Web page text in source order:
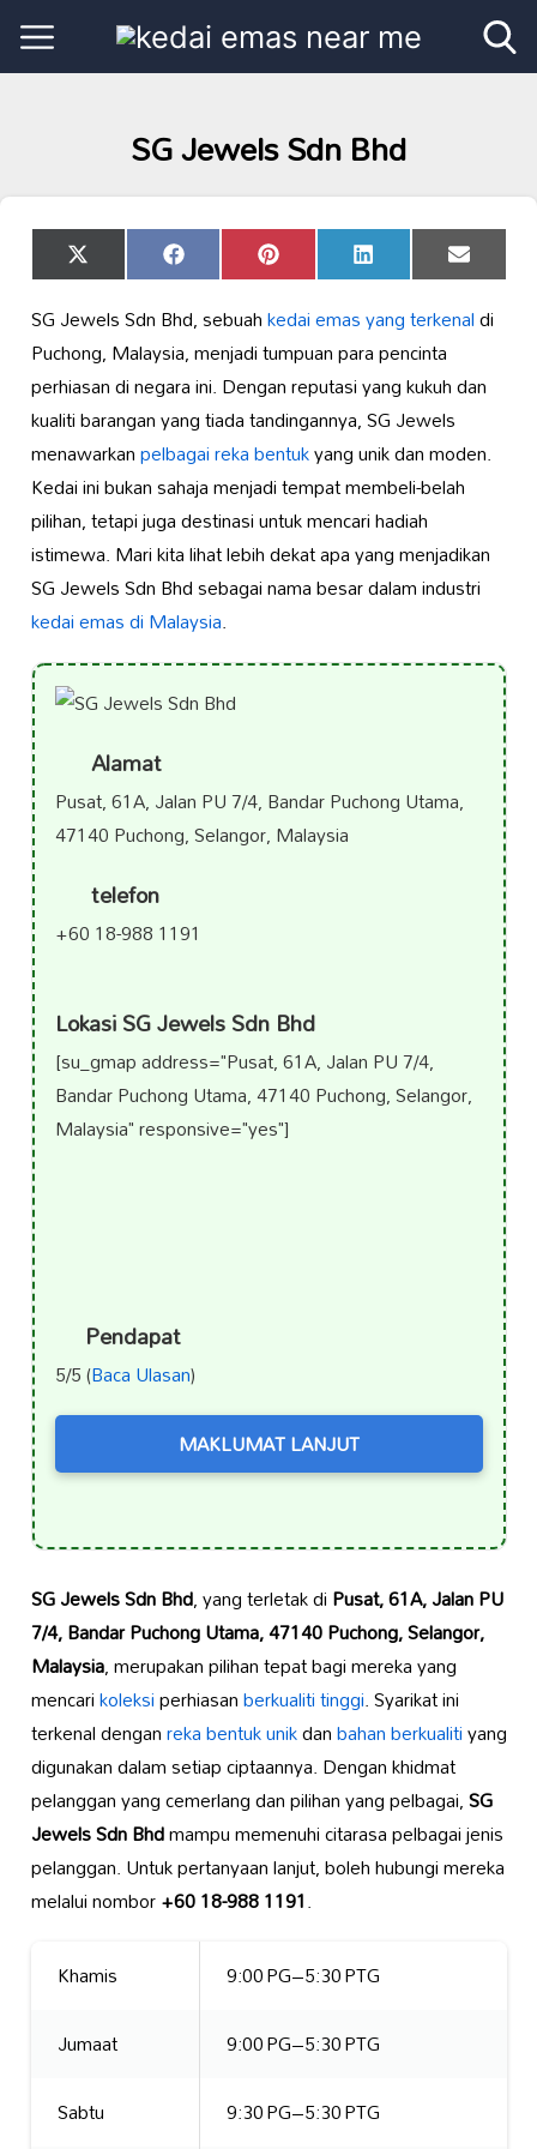
SG Jewels Sdn Bhd
Share
on
X
(Twitter)
Share
on
Facebook Share
on
Pinterest Share
on
LinkedIn Share
on
Email
SG Jewels Sdn Bhd, sebuahkedai emas yang terkenaldi
Puchong, Malaysia, menjadi tumpuan para pencinta
perhiasan di negara ini. Dengan reputasi yang kukuh dan
kualiti barangan yang tiada tandingannya, SG Jewels
menawarkanpelbagai reka bentukyang unik dan moden.
Kedai ini bukan sahaja menjadi tempat membeli-belah
pilihan, tetapi juga destinasi untuk mencari hadiah
istimewa. Mari kita lihat lebih dekat apa yang menjadikan
SG Jewels Sdn Bhd sebagai nama besar dalam industri
kedai emas di Malaysia.
Alamat
Pusat, 61A, Jalan PU 7/4, Bandar Puchong Utama,
47140 Puchong, Selangor, Malaysia
telefon
+60 18-988 1191
Lokasi SG Jewels Sdn Bhd
[su_gmap address="Pusat, 61A, Jalan PU 7/4,
Bandar Puchong Utama, 47140 Puchong, Selangor,
Malaysia" responsive="yes"]
Pendapat
5/5 (Baca Ulasan)
MAKLUMAT LANJUT
SG Jewels Sdn Bhd, yang terletak diPusat, 61A, Jalan PU
7/4, Bandar Puchong Utama, 47140 Puchong, Selangor,
Malaysia, merupakan pilihan tepat bagi mereka yang
mencarikoleksiperhiasanberkualiti tinggi. Syarikat ini
terkenal denganreka bentuk unikdanbahan berkualitiyang
digunakan dalam setiap ciptaannya. Dengan khidmat
pelanggan yang cemerlang dan pilihan yang pelbagai,SG
Jewels Sdn Bhdmampu memenuhi citarasa pelbagai jenis
pelanggan. Untuk pertanyaan lanjut, boleh hubungi mereka
melalui nombor+60 18-988 1191.
Khamis
9:00 PG–5:30 PTG
Jumaat
9:00 PG–5:30 PTG
Sabtu
9:30 PG–5:30 PTG